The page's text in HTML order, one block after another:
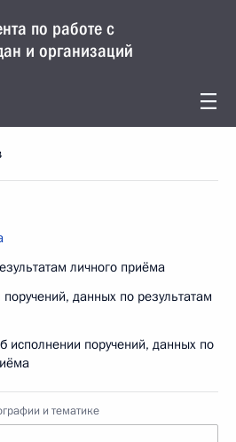
по работе с
и организаций
личного приёма
данных по результатам
исполнении поручений, данных по
и тематике